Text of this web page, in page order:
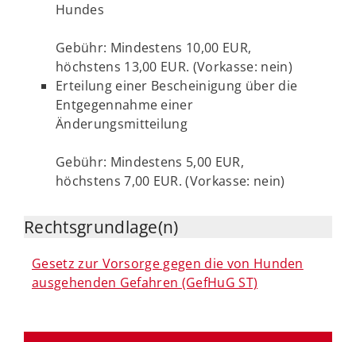
Hundes
Gebühr: Mindestens 10,00 EUR,
höchstens 13,00 EUR. (Vorkasse: nein)
Erteilung einer Bescheinigung über die
Entgegennahme einer
Änderungsmitteilung
Gebühr: Mindestens 5,00 EUR,
höchstens 7,00 EUR. (Vorkasse: nein)
Rechtsgrundlage(n)
Gesetz zur Vorsorge gegen die von Hunden
ausgehenden Gefahren (GefHuG ST)